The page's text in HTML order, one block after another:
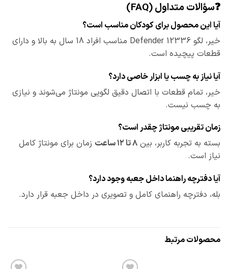
❓سؤالات متداول (FAQ)
آیا این محصول برای کودکان مناسب است؟
خیر، لگو Defender 12336 مناسب افراد 18 سال به بالا و دارای
قطعات پیچیده است.
آیا نیاز به چسب یا ابزار خاصی دارد؟
خیر، تمام قطعات با اتصال دقیق لگویی مونتاژ می‌شوند و نیازی
به چسب نیست.
زمان تقریبی مونتاژ چقدر است؟
بسته به تجربه کاربر، بین۸ تا ۱۲ ساعت
زمان برای مونتاژ کامل
نیاز است.
آیا دفترچه راهنما داخل جعبه وجود دارد؟
بله، دفترچه راهنمای کامل و تصویری در داخل جعبه قرار دارد.
محصولات مرتبط